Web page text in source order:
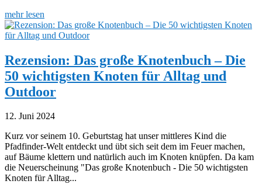
mehr lesen
Rezension: Das große Knotenbuch – Die
50 wichtigsten Knoten für Alltag und
Outdoor
12. Juni 2024
Kurz vor seinem 10. Geburtstag hat unser mittleres Kind die
Pfadfinder-Welt entdeckt und übt sich seit dem im Feuer machen,
auf Bäume klettern und natürlich auch im Knoten knüpfen. Da kam
die Neuerscheinung "Das große Knotenbuch - Die 50 wichtigsten
Knoten für Alltag...